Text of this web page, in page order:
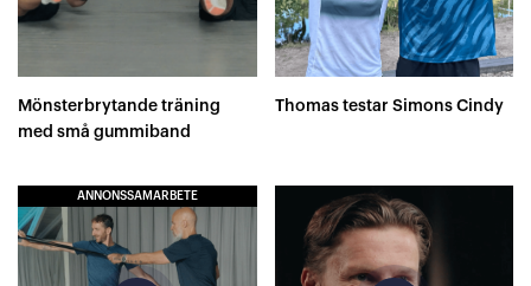
Mönsterbrytande träning
med små gummiband
Thomas testar Simons Cindy
ANNONSSAMARBETE